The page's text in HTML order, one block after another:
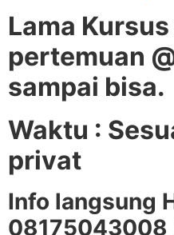
Lama Kursus
pertemuan
sampai bisa.
Waktu :
privat
Info langsung
08175043008